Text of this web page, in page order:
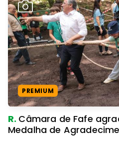
PREMIUM
R. Câmara de Fafe
Medalha de